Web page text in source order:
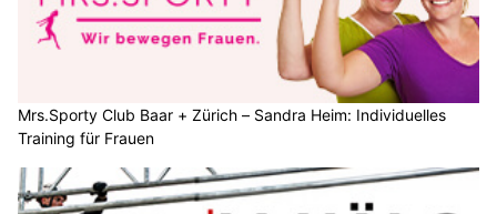
Mrs.Sporty Club Baar + Zürich – Sandra Heim: Individuelles
Training für Frauen